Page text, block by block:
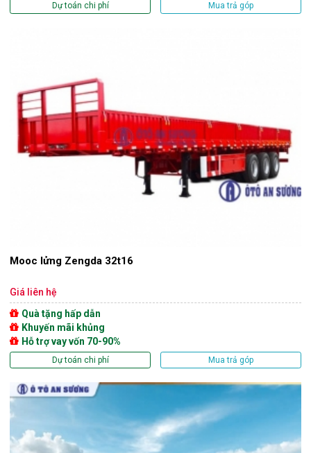
Dự toán chi phí Mua trả góp
Mooc lửng Zengda 32t16
Giá liên hệ
Quà tặng hấp dẫn
Khuyến mãi khủng
Hỗ trợ vay vốn 70-90%
Dự toán chi phí Mua trả góp